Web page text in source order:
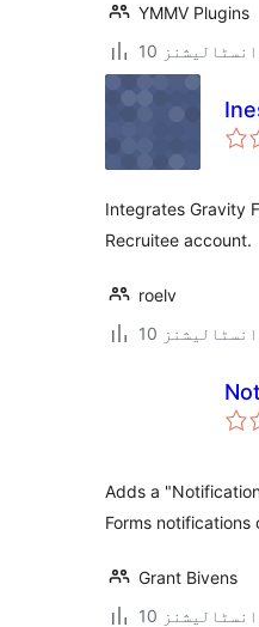
YMMV Plugins
انسٹالیشنز
Integrates Gravity
Recruitee account.
roelv
انسٹالیشنز
Adds a
Forms notifications
Grant Bivens
انسٹالیشنز